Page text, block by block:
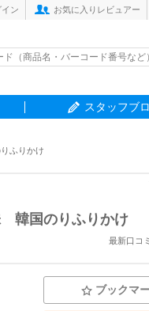
ン お気に入りレビュアー
スタッフブ
ふりかけ
韓国のりふりかけ
最新口コ
ブックマ